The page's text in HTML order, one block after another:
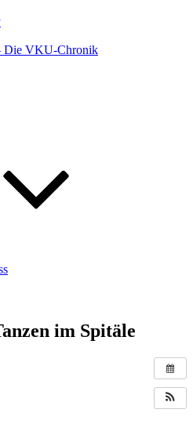
Die VKU-Chronik
im Spitäle